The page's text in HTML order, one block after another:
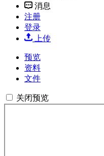
消息
注册
登录
上传
预览
资料
文件
关闭预览